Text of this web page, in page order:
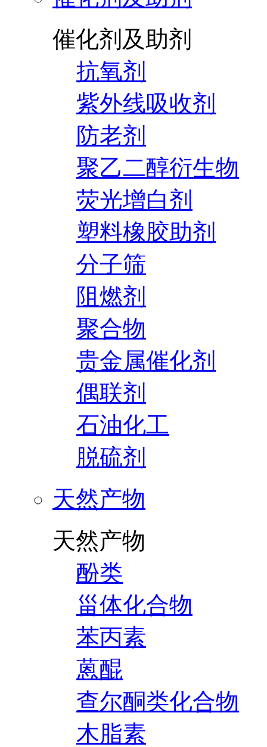
催化剂及助剂
抗氧剂
紫外线吸收剂
防老剂
聚乙二醇衍生物
荧光增白剂
塑料橡胶助剂
分子筛
阻燃剂
聚合物
贵金属催化剂
偶联剂
石油化工
脱硫剂
天然产物
天然产物
酚类
甾体化合物
苯丙素
蒽醌
查尔酮类化合物
木脂素